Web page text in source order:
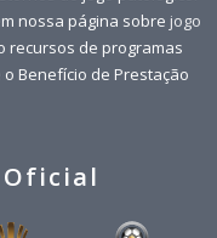
nossa página sobre jogo
recursos de programas
Benefício de Prestação